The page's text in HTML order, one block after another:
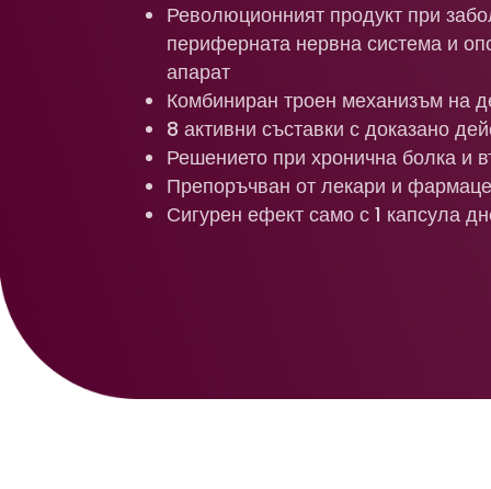
Революционният продукт при
периферната нервна система и
апарат
Комбиниран троен механизъм на
8 активни съставки с доказано
Решението при хронична болка и
Препоръчван от лекари и
Сигурен ефект само с 1 капсула